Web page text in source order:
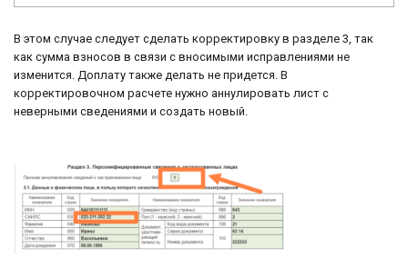
В этом случае следует сделать корректировку в разделе 3, так
как сумма взносов в связи с вносимыми исправлениями не
изменится. Доплату также делать не придется. В
корректировочном расчете нужно аннулировать лист с
неверными сведениями и создать новый.